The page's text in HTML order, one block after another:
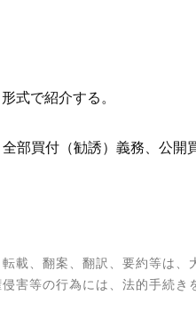
式で紹介する。
買付（勧誘）義務、公開
、翻案、翻訳、要約等は、
害等の行為には、法的手続